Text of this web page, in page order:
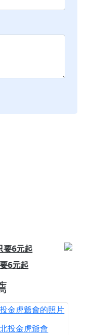
食電商
北投金虎爺會